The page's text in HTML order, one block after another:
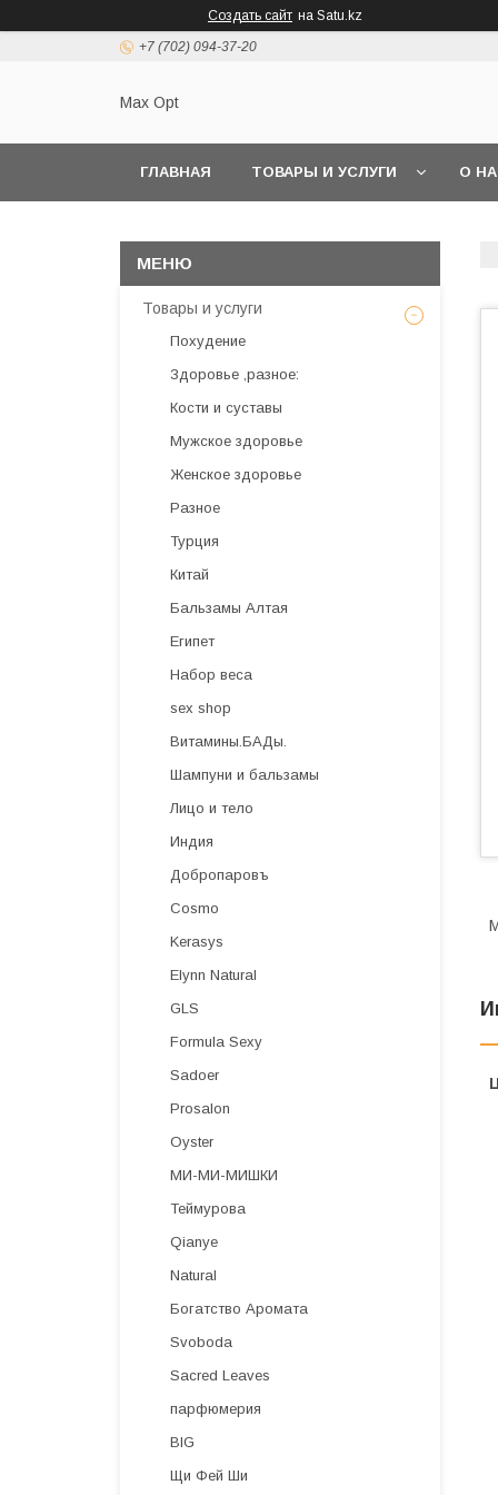
Создать сайт на Satu.kz
+7 (702) 094-37-20
Max Opt
ГЛАВНАЯ ТОВАРЫ И УСЛУГИ О
Товары и услуги
Похудение
Здоровье ,разное:
Кости и суставы
Мужское здоровье
Женское здоровье
Разное
Турция
Китай
Бальзамы Алтая
Египет
Набор веса
sex shop
Витамины.БАДы.
Шампуни и бальзамы
Лицо и тело
Индия
Добропаровъ
Cosmo
Kerasys
Elynn Natural
GLS
Formula Sexy
Sadoer
Prosalon
Oyster
МИ-МИ-МИШКИ
Теймурова
Qianye
Natural
Богатство Аромата
Svoboda
Sacred Leaves
парфюмерия
BIG
Щи Фей Ши